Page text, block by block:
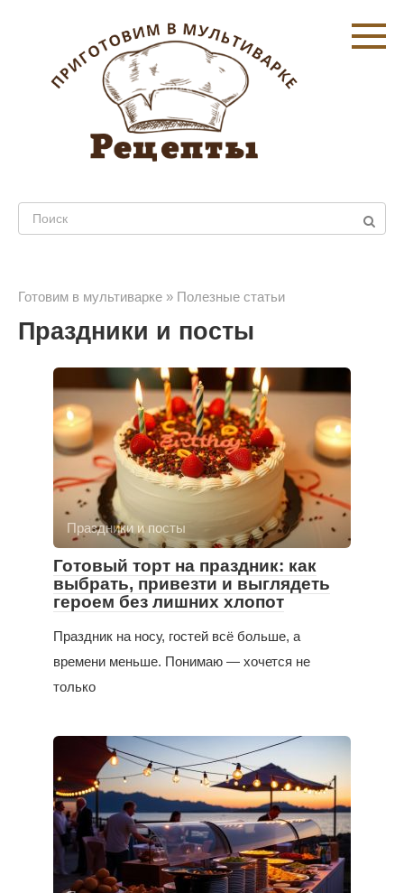
контенту
Поиск:
Готовим в мультиварке » Полезные статьи
Праздники и посты
Праздники и посты
Готовый торт на праздник: как
выбрать, привезти и выглядеть
героем без лишних хлопот
Праздник на носу, гостей всё больше, а
времени меньше. Понимаю — хочется не
только